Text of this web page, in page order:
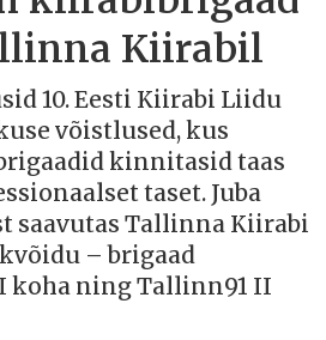
Kiirabil
10. Eesti Kiirabi Liidu
võistlused, kus
kinnitasid taas
taset. Juba
saavutas Tallinna Kiirabi
– brigaad
koha ning Tallinn91 II